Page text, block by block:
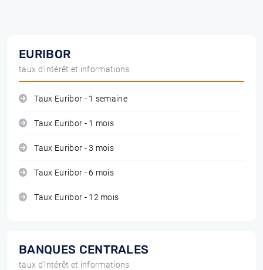
EURIBOR
taux d'intérêt et informations
Taux Euribor - 1 semaine
Taux Euribor - 1 mois
Taux Euribor - 3 mois
Taux Euribor - 6 mois
Taux Euribor - 12 mois
BANQUES CENTRALES
taux d'intérêt et informations